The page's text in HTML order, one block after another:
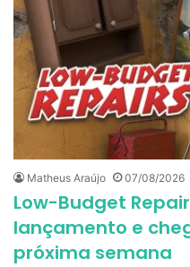
Matheus Araújo 07/08/2026
Low-Budget
lançamento e
próxima semana